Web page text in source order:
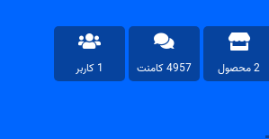
2 محصول 4957 کامنت 1 کاربر